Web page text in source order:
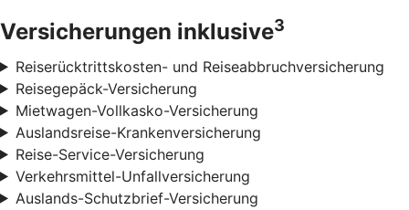
Versicherungen inklusive3
Reiserücktrittskosten- und Reiseabbruchversicherung
Reisegepäck-Versicherung
Mietwagen-Vollkasko-Versicherung
Auslandsreise-Krankenversicherung
Reise-Service-Versicherung
Verkehrsmittel-Unfallversicherung
Auslands-Schutzbrief-Versicherung